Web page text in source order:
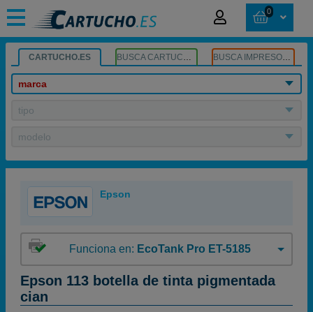
0
CARTUCHO.ES BUSCA CARTUCHOS BUSCA IMPRESORA
marca
tipo
modelo
Epson
Funciona en: EcoTank Pro ET-5185
Epson 113 botella de tinta pigmentada
cian